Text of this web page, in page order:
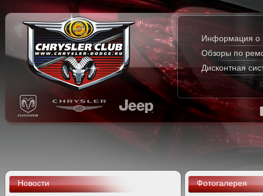
Информация о
Обзоры по
Дисконтная
Новости Фотогалерея